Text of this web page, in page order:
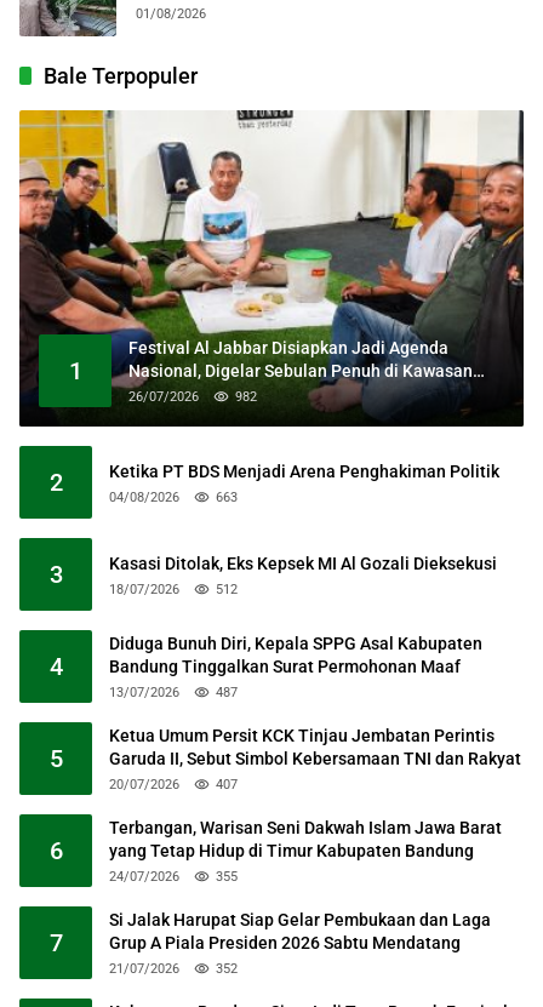
Kebangsaan
01/08/2026
Bale Terpopuler
1
Festival Al Jabbar Disiapkan Jadi Agenda
Nasional, Digelar Sebulan Penuh di Kawasan
Masjid Raya Al Jabbar
26/07/2026 982
2 Ketika PT BDS Menjadi Arena Penghakiman Politik
04/08/2026 663
3 Kasasi Ditolak, Eks Kepsek MI Al Gozali Dieksekusi
18/07/2026 512
4
Diduga Bunuh Diri, Kepala SPPG Asal Kabupaten
Bandung Tinggalkan Surat Permohonan Maaf
13/07/2026 487
5
Ketua Umum Persit KCK Tinjau Jembatan Perintis
Garuda II, Sebut Simbol Kebersamaan TNI dan Rakyat
20/07/2026 407
6
Terbangan, Warisan Seni Dakwah Islam Jawa Barat
yang Tetap Hidup di Timur Kabupaten Bandung
24/07/2026 355
7
Si Jalak Harupat Siap Gelar Pembukaan dan Laga
Grup A Piala Presiden 2026 Sabtu Mendatang
21/07/2026 352